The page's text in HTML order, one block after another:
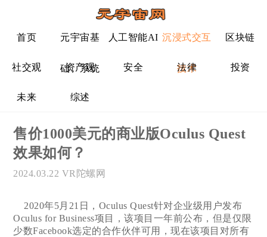
首页 元宇宙基
础、系统
人工智能AI 沉浸式交互
技术
区块链
社交观 资产观 安全 法律 投资
未来 综述
售价1000美元的商业版Oculus Quest
效果如何？
2024.03.22 VR陀螺网
2020年5月21日，Oculus Quest针对企业级用户发布
Oculus for Business项目，该项目一年前公布，但是仅限
少数Facebook选定的合作伙伴可用，现在该项目对所有